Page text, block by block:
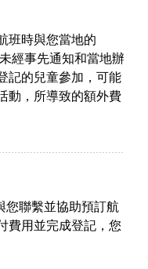
班時與您當地的
經事先通知和當地辦
記的兒童參加，可能
動，所導致的額外費
您聯繫並協助預訂航
費用並完成登記，您